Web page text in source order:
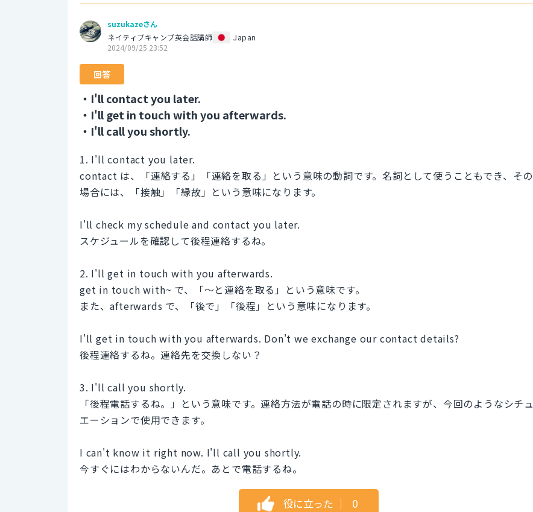
suzukazeさん
ネイティブキャンプ英会話講師
Japan
2024/09/25 23:52
回答
・I'll contact you later.
・I'll get in touch with you afterwards.
・I'll call you shortly.
1. I'll contact you later.
contact は、「連絡する」「連絡を取る」という意味の動詞です。名詞として使うこともでき、その
場合には、「接触」「縁故」という意味になります。
I'll check my schedule and contact you later.
スケジュールを確認して後程連絡するね。
2. I'll get in touch with you afterwards.
get in touch with~ で、「～と連絡を取る」という意味です。
また、afterwards で、「後で」「後程」という意味になります。
I'll get in touch with you afterwards. Don't we exchange our contact details?
後程連絡するね。連絡先を交換しない？
3. I'll call you shortly.
「後程電話するね。」という意味です。連絡方法が電話の時に限定されますが、今回のようなシチュ
エーションで使用できます。
I can't know it right now. I'll call you shortly.
今すぐにはわからないんだ。あとで電話するね。
役に立った ｜ 0